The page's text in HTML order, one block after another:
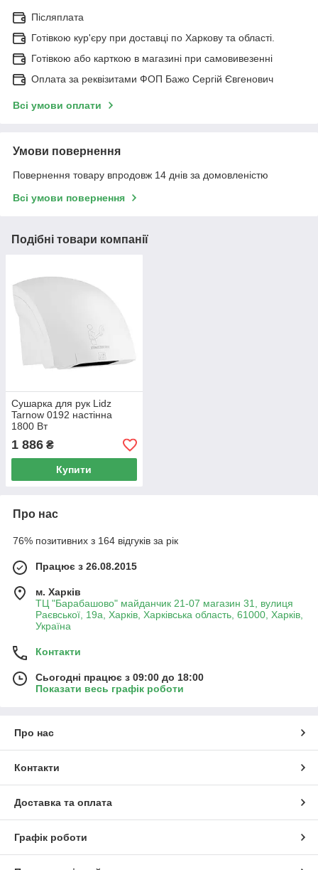
Післяплата
Готівкою кур'єру при доставці по Харкову та області.
Готівкою або карткою в магазині при самовивезенні
Оплата за реквізитами ФОП Бажо Сергій Євгенович
Всі умови оплати
Умови повернення
Повернення товару впродовж 14 днів за домовленістю
Всі умови повернення
Подібні товари компанії
Сушарка для рук Lidz
Tarnow 0192 настінна
1800 Вт
LDTAR0192WHI32511
White
1 886 ₴
Купити
Про нас
76% позитивних з 164 відгуків за рік
Працює з 26.08.2015
м. Харків
ТЦ "Барабашово" майданчик 21-07 магазин 31, вулиця
Раєвської, 19а, Харків, Харківська область, 61000, Харків,
Україна
Контакти
Сьогодні працює з 09:00 до 18:00
Показати весь графік роботи
Про нас
Контакти
Доставка та оплата
Графік роботи